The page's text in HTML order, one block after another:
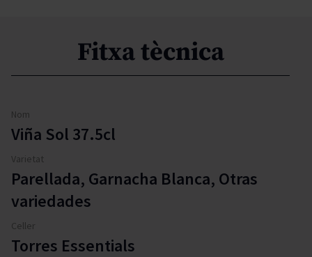
Fitxa tècnica
Nom
Viña Sol 37.5cl
Varietat
Parellada, Garnacha Blanca, Otras
variedades
Celler
Torres Essentials